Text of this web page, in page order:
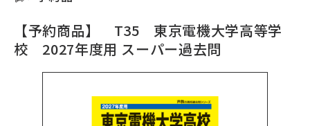
【予約商品】 T35 東京電機大学高等学
校 2027年度用 スーパー過去問